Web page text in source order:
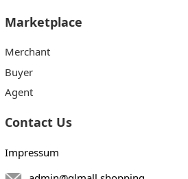
Marketplace
Merchant
Buyer
Agent
Contact Us
Impressum